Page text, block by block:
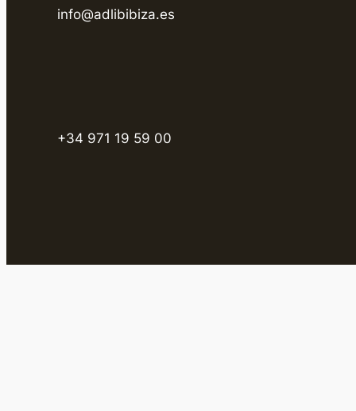
info@adlibibiza.es
+34 971 19 59 00